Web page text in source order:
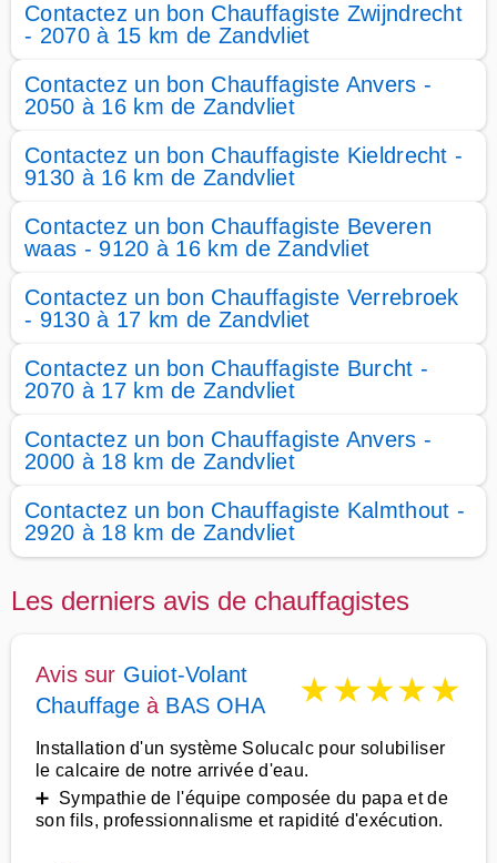
Contactez un bon Chauffagiste Zwijndrecht
- 2070 à 15 km de Zandvliet
Contactez un bon Chauffagiste Anvers -
2050 à 16 km de Zandvliet
Contactez un bon Chauffagiste Kieldrecht -
9130 à 16 km de Zandvliet
Contactez un bon Chauffagiste Beveren
waas - 9120 à 16 km de Zandvliet
Contactez un bon Chauffagiste Verrebroek
- 9130 à 17 km de Zandvliet
Contactez un bon Chauffagiste Burcht -
2070 à 17 km de Zandvliet
Contactez un bon Chauffagiste Anvers -
2000 à 18 km de Zandvliet
Contactez un bon Chauffagiste Kalmthout -
2920 à 18 km de Zandvliet
Les derniers avis de chauffagistes
Avis sur Guiot-Volant
Chauffageà BAS OHA ★★★★★
Installation d'un système Solucalc pour solubiliser
le calcaire de notre arrivée d'eau.
➕ Sympathie de l'équipe composée du papa et de
son fils, professionnalisme et rapidité d'exécution.